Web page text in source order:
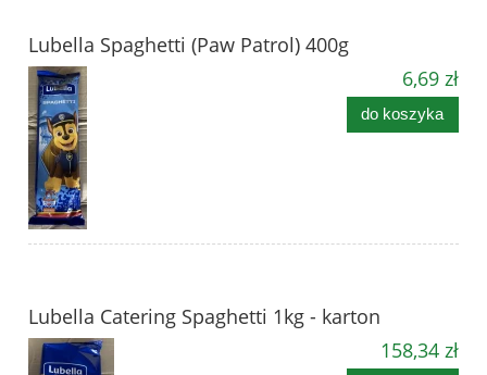
Lubella Spaghetti (Paw Patrol) 400g
6,69 zł
do koszyka
Lubella Catering Spaghetti 1kg - karton
158,34 zł